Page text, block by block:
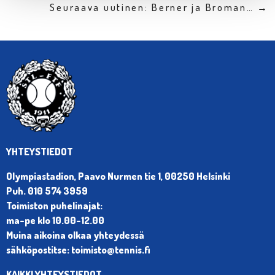
Seuraava uutinen: Berner ja Broman… →
YHTEYSTIEDOT
Olympiastadion, Paavo Nurmen tie 1, 00250 Helsinki
Puh. 010 574 3959
Toimiston puhelinajat:
ma-pe klo 10.00-12.00
Muina aikoina olkaa yhteydessä
sähköpostitse: toimisto@tennis.fi